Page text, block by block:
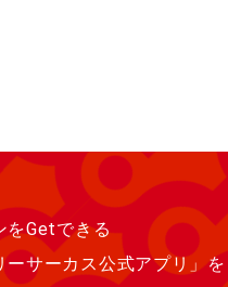
をGetできる
ーサーカス公式アプリ」を